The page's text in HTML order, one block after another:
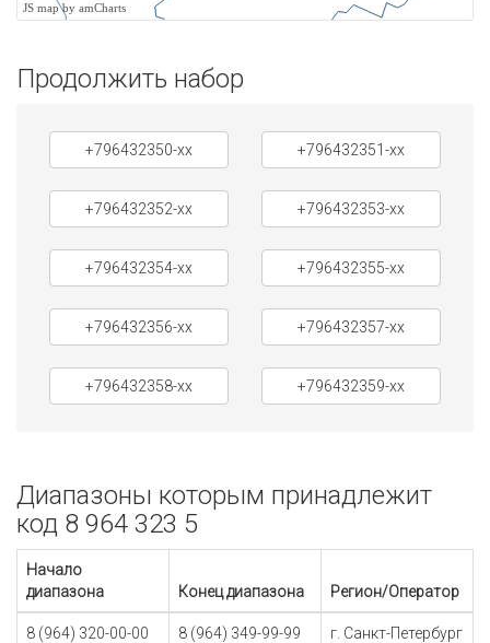
JS map by amCharts
Продолжить набор
+796432350-xx +796432351-xx
+796432352-xx +796432353-xx
+796432354-xx +796432355-xx
+796432356-xx +796432357-xx
+796432358-xx +796432359-xx
Диапазоны которым принадлежит
код 8 964 323 5
Начало
диапазона
Конец диапазона Регион/Оператор
8 (964) 320-00-00 8 (964) 349-99-99
г. Санкт-Петербург